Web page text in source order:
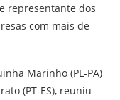
representante dos
com mais de
Marinho (PL-PA)
(PT-ES), reuniu